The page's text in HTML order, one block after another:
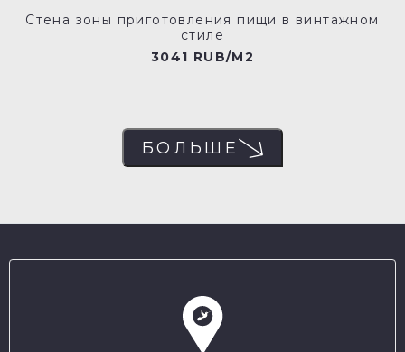
Стена зоны приготовления пищи в винтажном
стиле
3041 RUB/M2
БОЛЬШЕ